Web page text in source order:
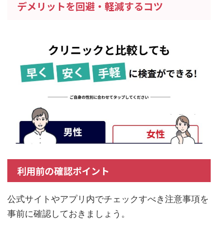
デメリットを回避・軽減するコツ
利用前の確認ポイント
公式サイトやアプリ内でチェックすべき注意事項を
事前に確認しておきましょう。